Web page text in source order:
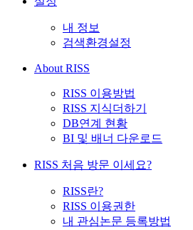
내 정보
검색환경설정
About RISS
RISS 이용방법
RISS 지식더하기
DB연계 현황
BI 및 배너 다운로드
RISS 처음 방문 이세요?
RISS란?
RISS 이용권한
내 관심논문 등록방법